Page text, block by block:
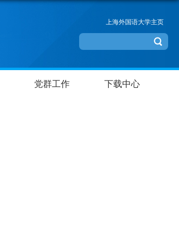
上海外国语大学主页
党群工作 下载中心